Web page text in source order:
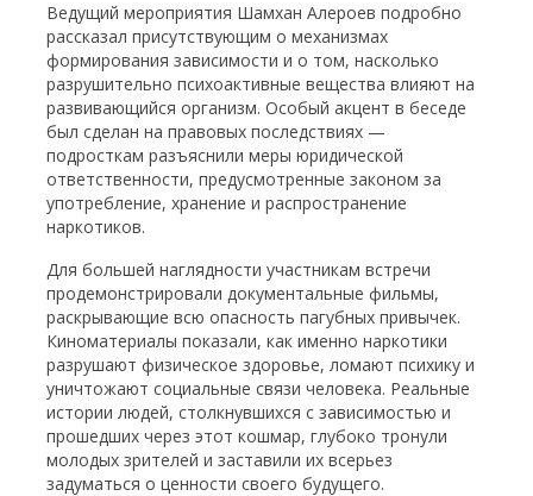
Ведущий мероприятия Шамхан Алероев подробно
рассказал присутствующим о механизмах
формирования зависимости и о том, насколько
разрушительно психоактивные вещества влияют на
развивающийся организм. Особый акцент в беседе
был сделан на правовых последствиях —
подросткам разъяснили меры юридической
ответственности, предусмотренные законом за
употребление, хранение и распространение
наркотиков.
Для большей наглядности участникам встречи
продемонстрировали документальные фильмы,
раскрывающие всю опасность пагубных привычек.
Киноматериалы показали, как именно наркотики
разрушают физическое здоровье, ломают психику и
уничтожают социальные связи человека. Реальные
истории людей, столкнувшихся с зависимостью и
прошедших через этот кошмар, глубоко тронули
молодых зрителей и заставили их всерьез
задуматься о ценности своего будущего.